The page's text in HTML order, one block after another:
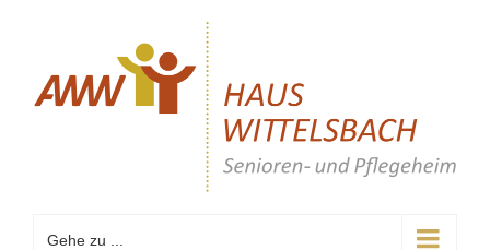
springen
Gehe zu ...